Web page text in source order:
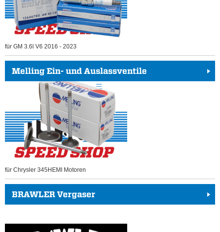
für GM 3.6l V6 2016 - 2023
Melling Ein- und Auslassventile
für Chrysler 345HEMI Motoren
BRAWLER Vergaser